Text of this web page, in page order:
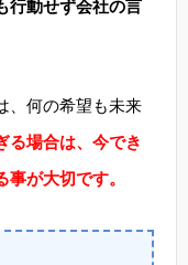
行動せず会社の言
、何の希望も未来
る場合は、今でき
が大切です。